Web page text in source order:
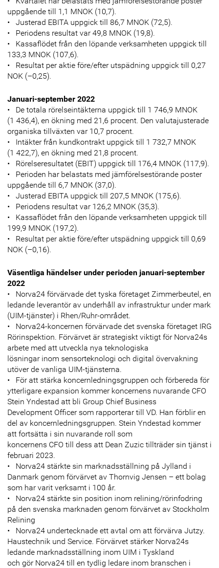
uppgående till 1,1 MNOK (10,7).
• Justerad EBITA uppgick till 86,7 MNOK (72,5).
• Periodens resultat var 49,8 MNOK (19,8).
• Kassaflödet från den löpande verksamheten uppgick till
133,3 MNOK (107,6).
• Resultat per aktie före/efter utspädning uppgick till 0,27
NOK (–0,25).
Januari-september 2022
• De totala rörelseintäkterna uppgick till 1 746,9 MNOK
(1 436,4), en ökning med 21,6 procent. Den valutajusterade
organiska tillväxten var 10,7 procent.
• Intäkter från kundkontrakt uppgick till 1 732,7 MNOK
(1 422,7), en ökning med 21,8 procent.
• Rörelseresultatet (EBIT) uppgick till 176,4 MNOK (117,9).
• Perioden har belastats med jämförelsestörande poster
uppgående till 6,7 MNOK (37,0).
• Justerad EBITA uppgick till 207,5 MNOK (175,6).
• Periodens resultat var 126,2 MNOK (35,3).
• Kassaflödet från den löpande verksamheten uppgick till
199,9 MNOK (197,2).
• Resultat per aktie före/efter utspädning uppgick till 0,69
NOK (–0,16).
Väsentliga händelser under perioden januari-september
2022
• Norva24 förvärvade det tyska företaget Zimmerbeutel, en
ledande leverantör av underhåll av infrastruktur under mark
(UIM-tjänster) i Rhen/Ruhr-området.
• Norva24-koncernen förvärvade det svenska företaget IRG
Rörinspektion. Förvärvet är strategiskt viktigt för Norva24s
arbete med att utveckla nya teknologiska
lösningar inom sensorteknologi och digital övervakning
utöver de vanliga UIM-tjänsterna.
• För att stärka koncernledningsgruppen och förbereda för
ytterligare expansion kommer koncernens nuvarande CFO
Stein Yndestad att bli Group Chief Business
Development Officer som rapporterar till VD. Han förblir en
del av koncernledningsgruppen. Stein Yndestad kommer
att fortsätta i sin nuvarande roll som
koncernens CFO till dess att Dean Zuzic tillträder sin tjänst i
februari 2023.
• Norva24 stärkte sin marknadsställning på Jylland i
Danmark genom förvärvet av Thornvig Jensen – ett bolag
som har varit verksamt i 100 år.
• Norva24 stärkte sin position inom relining/rörinfodring
på den svenska marknaden genom förvärvet av Stockholm
Relining
• Norva24 undertecknade ett avtal om att förvärva Jutzy.
Haustechnik und Service. Förvärvet stärker Norva24s
ledande marknadsställning inom UIM i Tyskland
och gör Norva24 till en tydlig ledare inom branschen i